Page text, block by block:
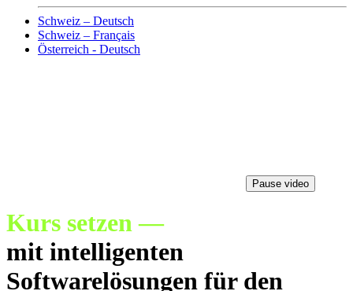
Schweiz – Deutsch
Schweiz – Français
Österreich - Deutsch
Pause video
Kurs setzen —
mit intelligenten
Software­lösungen für den